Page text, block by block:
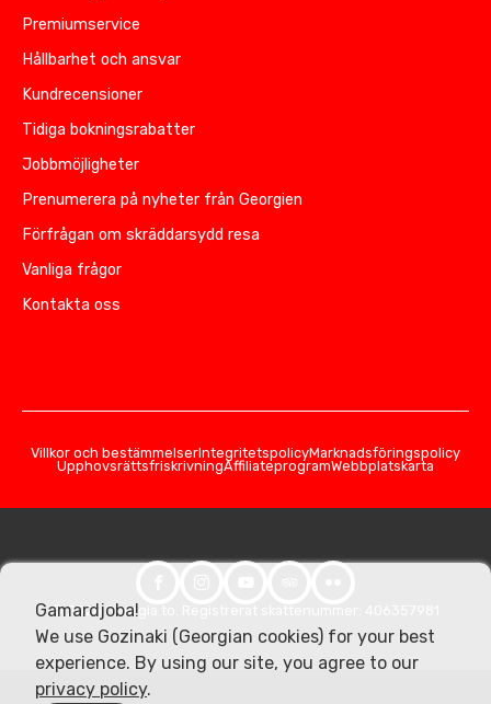
Premiumservice
Hållbarhet och ansvar
Kundrecensioner
Tidiga bokningsrabatter
Jobbmöjligheter
Prenumerera på nyheter från Georgien
Förfrågan om skräddarsydd resa
Vanliga frågor
Kontakta oss
Villkor och bestämmelserIntegritetspolicyMarknadsföringspolicy
UpphovsrättsfriskrivningAffiliateprogramWebbplatskarta
© 2026 Georgia.to. Registrerat skattenummer: 406357981
Gamardjoba!
We use Gozinaki (Georgian cookies) for your best
experience. By using our site, you agree to our
privacy policy.